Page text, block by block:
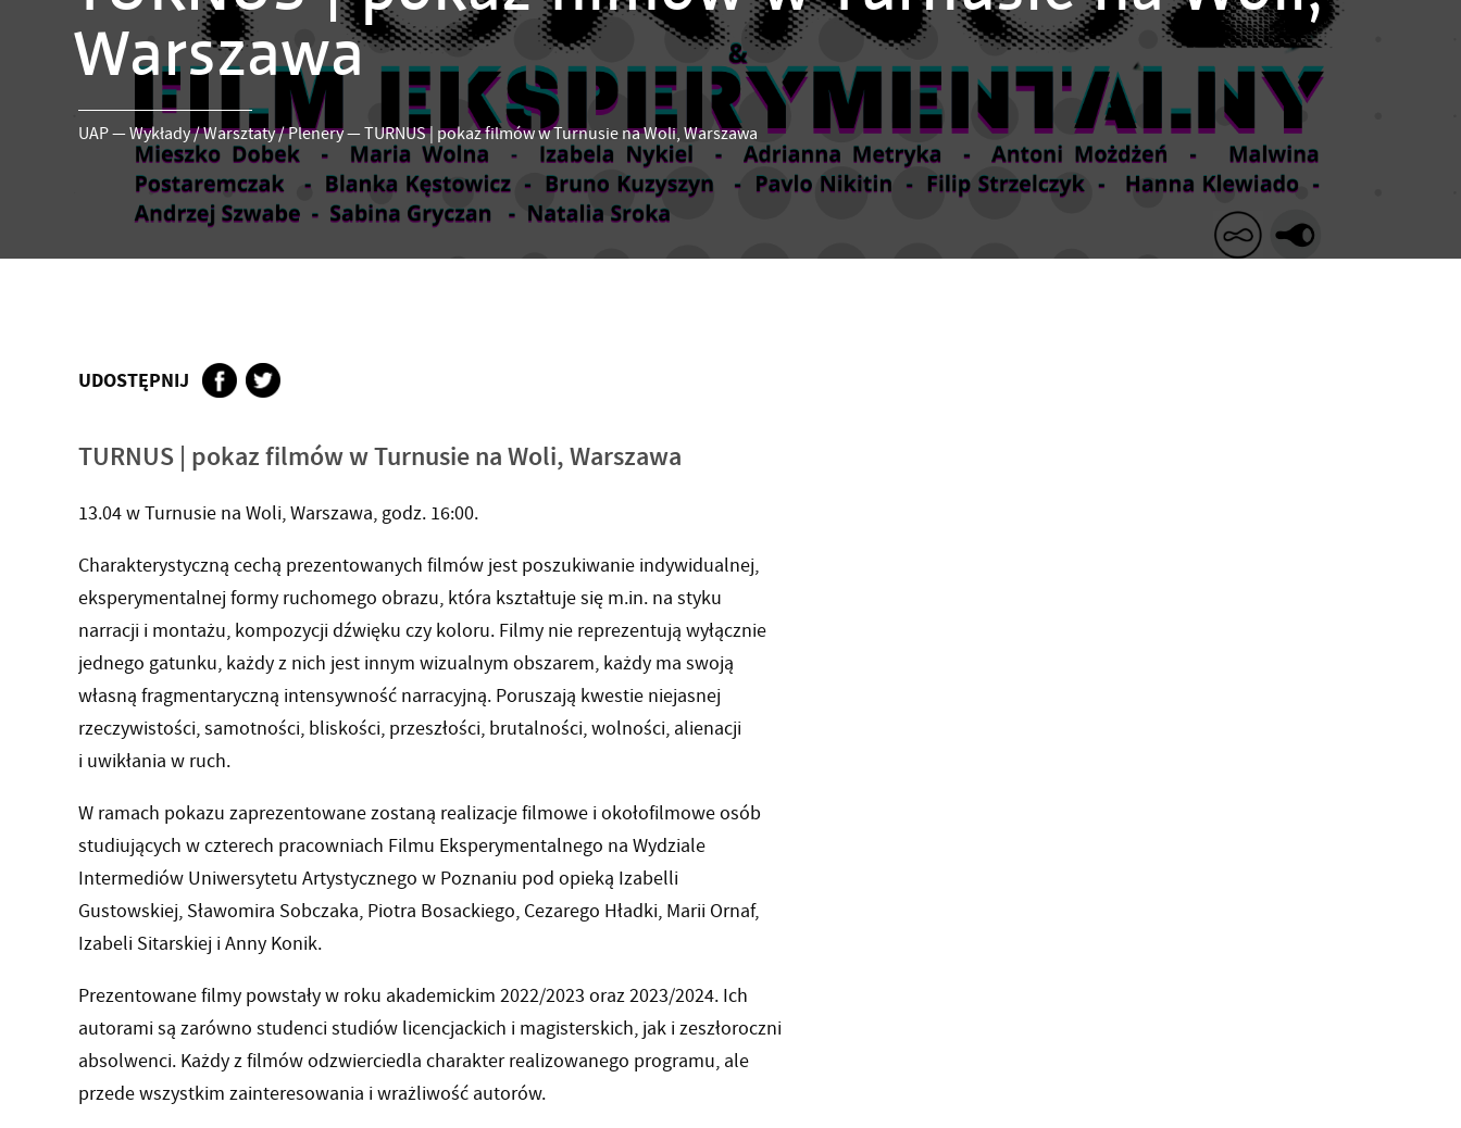
Warszawa
UAP—Wykłady / Warsztaty / Plenery—TURNUS | pokaz filmów w Turnusie na Woli, Warszawa
UDOSTĘPNIJ
TURNUS | pokaz filmów w Turnusie na Woli, Warszawa
13.04 w Turnusie na Woli, Warszawa, godz. 16:00.
Charakterystyczną cechą prezentowanych filmów jest poszukiwanie indywidualnej,
eksperymentalnej formy ruchomego obrazu, która kształtuje się m.in. na styku
narracji i montażu, kompozycji dźwięku czy koloru. Filmy nie reprezentują wyłącznie
jednego gatunku, każdy z nich jest innym wizualnym obszarem, każdy ma swoją
własną fragmentaryczną intensywność narracyjną. Poruszają kwestie niejasnej
rzeczywistości, samotności, bliskości, przeszłości, brutalności, wolności, alienacji
i uwikłania w ruch.
W ramach pokazu zaprezentowane zostaną realizacje filmowe i okołofilmowe osób
studiujących w czterech pracowniach Filmu Eksperymentalnego na Wydziale
Intermediów Uniwersytetu Artystycznego w Poznaniu pod opieką Izabelli
Gustowskiej, Sławomira Sobczaka, Piotra Bosackiego, Cezarego Hładki, Marii Ornaf,
Izabeli Sitarskiej i Anny Konik.
Prezentowane filmy powstały w roku akademickim 2022/2023 oraz 2023/2024. Ich
autorami są zarówno studenci studiów licencjackich i magisterskich, jak i zeszłoroczni
absolwenci. Każdy z filmów odzwierciedla charakter realizowanego programu, ale
przede wszystkim zainteresowania i wrażliwość autorów.